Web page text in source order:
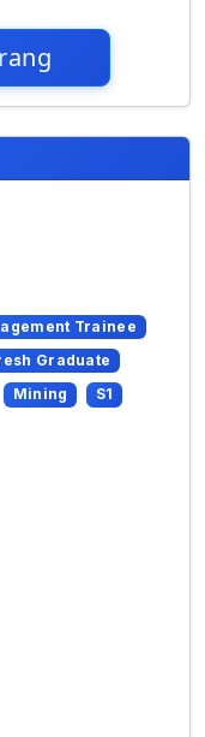
Trainee
Graduate
Mining
S1